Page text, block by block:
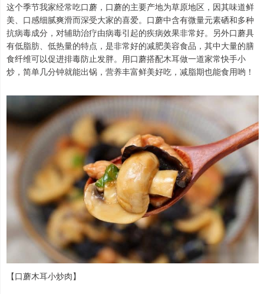
这个季节我家经常吃口蘑，口蘑的主要产地为草原地区，因其味道鲜
美、口感细腻爽滑而深受大家的喜爱。口蘑中含有微量元素硒和多种
抗病毒成分，对辅助治疗由病毒引起的疾病效果非常好。另外口蘑具
有低脂肪、低热量的特点，是非常好的减肥美容食品，其中大量的膳
食纤维可以促进排毒防止发胖。用口蘑搭配木耳做一道家常快手小
炒，简单几分钟就能出锅，营养丰富鲜美好吃，减脂期也能食用哟！
【口蘑木耳小炒肉】